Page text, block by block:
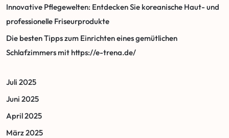
Innovative Pflegewelten: Entdecken Sie koreanische Haut- und
professionelle Friseurprodukte
Die besten Tipps zum Einrichten eines gemütlichen
Schlafzimmers mit https://e-trena.de/
Juli 2025
Juni 2025
April 2025
März 2025